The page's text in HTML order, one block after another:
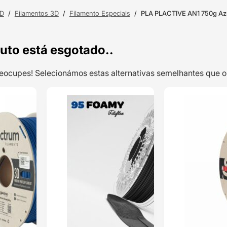
/ Filamentos 3D / Filamento Especiais / PLA PLACTIVE AN1 750g
está esgotado..
Selecionámos estas alternativas semelhantes que
GreenyPRO PLA
1kg Ultramarine
Blue – Spectrum
Filaments
Classificado
com5.00
5 com base
em2
classificações
de clientes
26,38
ENVIO 24H
TOP VENDAS
ENVIO 24H